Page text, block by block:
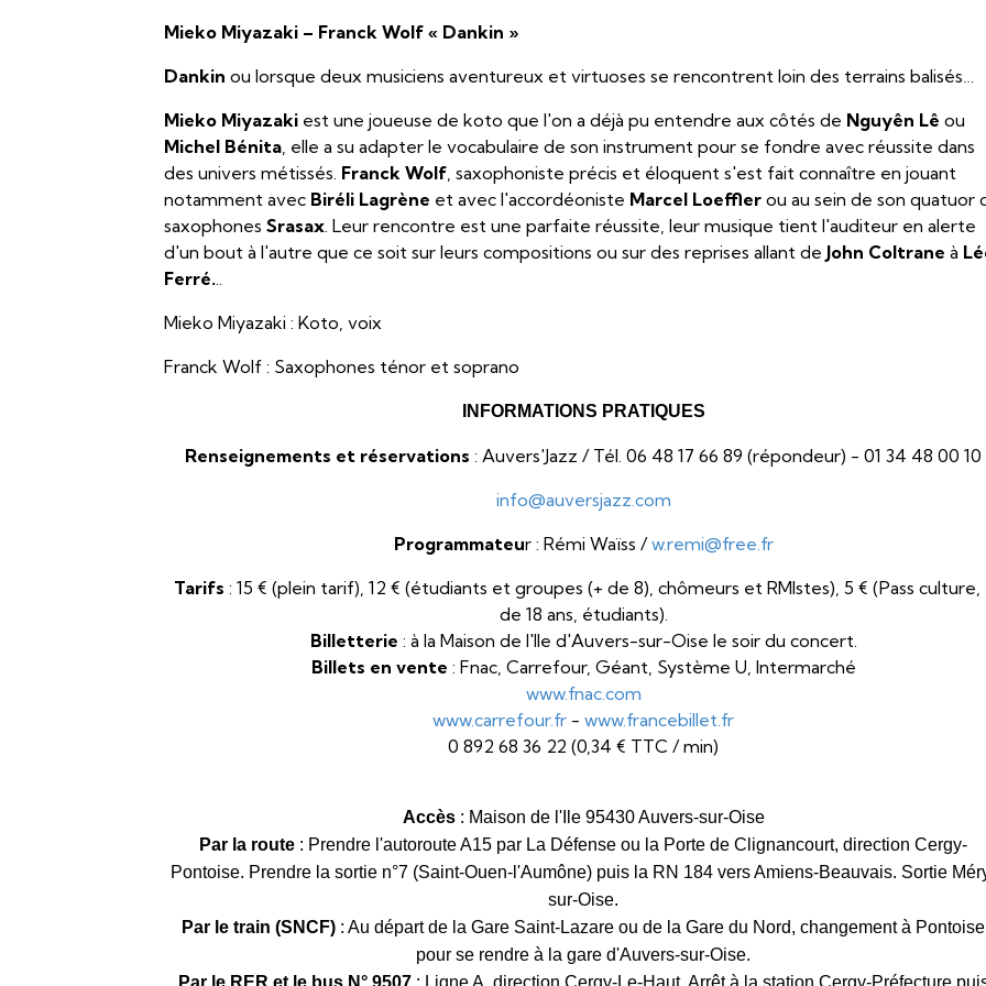
Mieko Miyazaki – Franck Wolf « Dankin »
Dankin ou lorsque deux musiciens aventureux et virtuoses se rencontrent loin des terrains balisés…
Mieko Miyazaki est une joueuse de koto que l'on a déjà pu entendre aux côtés de Nguyên Lê ou
Michel Bénita, elle a su adapter le vocabulaire de son instrument pour se fondre avec réussite dans
des univers métissés. Franck Wolf, saxophoniste précis et éloquent s'est fait connaître en jouant
notamment avec Biréli Lagrène et avec l'accordéoniste Marcel Loeffler ou au sein de son quatuor
saxophonesSrasax. Leur rencontre est une parfaite réussite, leur musique tient l'auditeur en alerte
d'un bout à l'autre que ce soit sur leurs compositions ou sur des reprises allant deJohn Coltrane à
Ferré...
Mieko Miyazaki : Koto, voix
Franck Wolf : Saxophones ténor et soprano
INFORMATIONS PRATIQUES
Renseignements et réservations : Auvers'Jazz / Tél. 06 48 17 66 89 (répondeur) - 01 34 48 00 10
info@auversjazz.com
Programmateur : Rémi Waïss /w.remi@free.fr
Tarifs : 15 € (plein tarif), 12 € (étudiants et groupes (+ de 8), chômeurs et RMIstes), 5 € (Pass culture,
de 18 ans, étudiants).
Billetterie : à la Maison de l'Ile d'Auvers-sur-Oise le soir du concert.
Billets en vente : Fnac, Carrefour, Géant, Système U, Intermarché
www.fnac.com
www.carrefour.fr -www.francebillet.fr
0 892 68 36 22 (0,34 € TTC / min)
Accès: Maison de l'Ile 95430 Auvers-sur-Oise
Par la route : Prendre l'autoroute A15 par La Défense ou la Porte de Clignancourt, direction Cergy-
Pontoise. Prendre la sortie n°7 (Saint-Ouen-l'Aumône) puis la RN 184 vers Amiens-Beauvais. Sortie
sur-Oise.
Par le train (SNCF) : Au départ de la Gare Saint-Lazare ou de la Gare du Nord, changement à Pontoise
pour se rendre à la gare d'Auvers-sur-Oise.
Par le RER et le bus N° 9507: Ligne A, direction Cergy-Le-Haut. Arrêt à la station Cergy-Préfecture